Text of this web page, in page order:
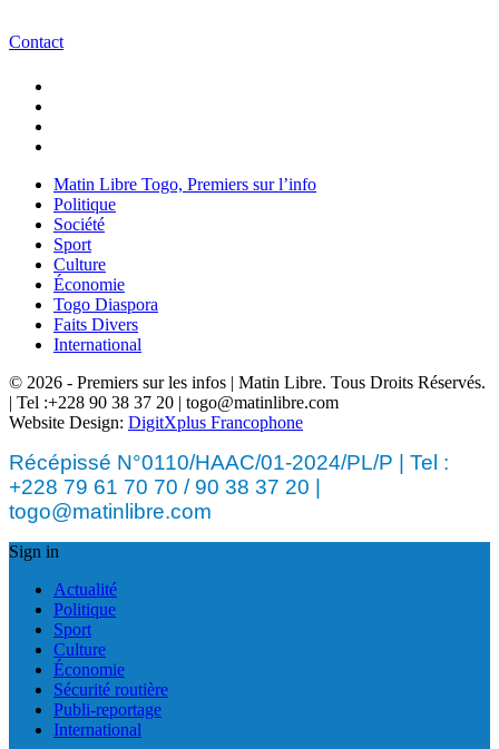
Contact
Matin Libre Togo, Premiers sur l’info
Politique
Société
Sport
Culture
Économie
Togo Diaspora
Faits Divers
International
© 2026 - Premiers sur les infos | Matin Libre. Tous Droits Réservés.
| Tel :+228 90 38 37 20 | togo@matinlibre.com
Website Design: DigitXplus Francophone
Récépissé N°0110/HAAC/01-2024/PL/P | Tel :
+228 79 61 70 70 / 90 38 37 20 |
togo@matinlibre.com
Sign in
Actualité
Politique
Sport
Culture
Économie
Sécurité routière
Publi-reportage
International